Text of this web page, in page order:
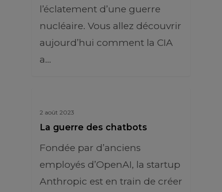
l’éclatement d’une guerre
nucléaire. Vous allez découvrir
aujourd’hui comment la CIA
a…
2 août 2023
La guerre des chatbots
Fondée par d’anciens
employés d’OpenAI, la startup
Anthropic est en train de créer